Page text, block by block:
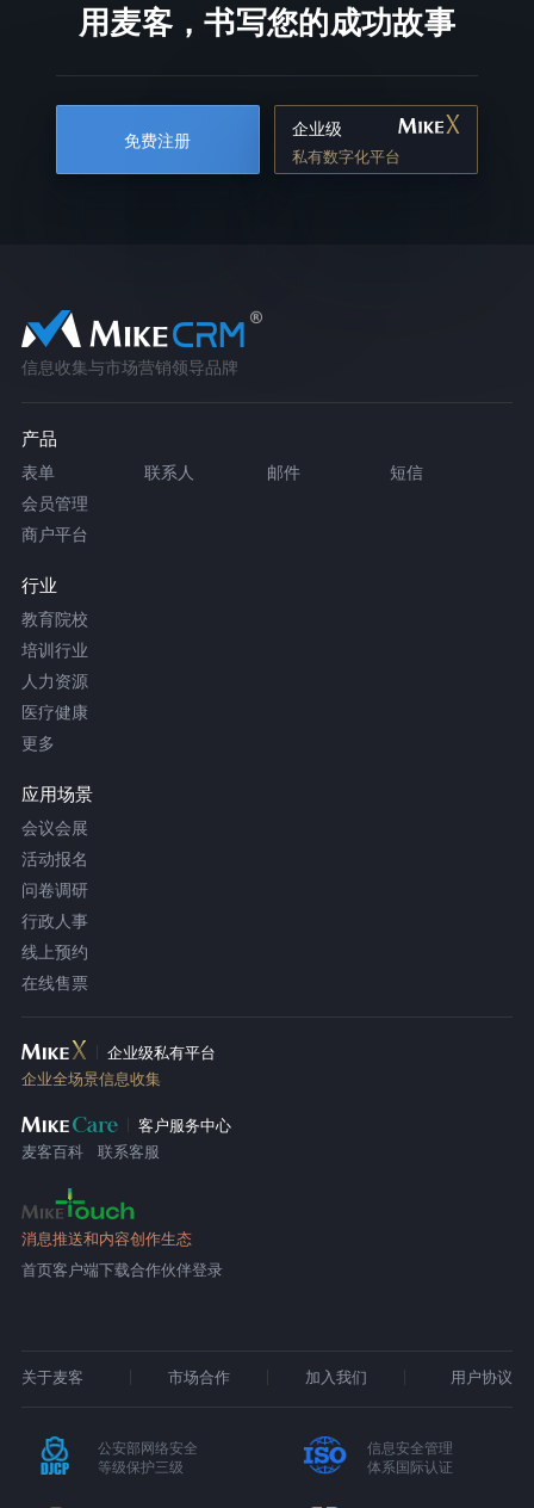
用麦客，书写您的成功故事
免费注册
企业级
私有数字化平台
信息收集与市场营销领导品牌
产品
表单 联系人 邮件
短信
会员管理
商户平台
行业
教育院校
培训行业
人力资源
医疗健康
更多
应用场景
会议会展
活动报名
问卷调研
行政人事
线上预约
在线售票
企业级私有平台
企业全场景信息收集
客户服务中心
麦客百科
联系客服
消息推送和内容创作生态
首页客户端下载合作伙伴登录
关于麦客 市场合作 加入我们 用户协议
公安部网络安全
等级保护三级
信息安全管理
体系国际认证